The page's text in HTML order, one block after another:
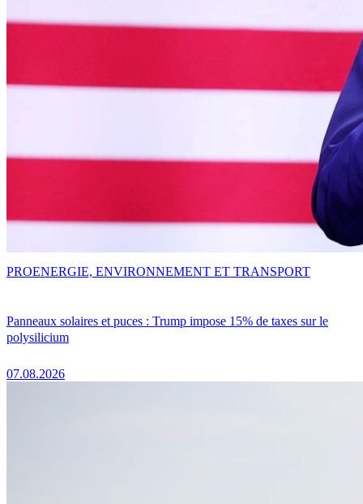
Panneaux solaires et puces : Trump impose 15% de taxes sur le
polysilicium
07.08.2026
PROENERGIE, ENVIRONNEMENT ET TRANSPORT